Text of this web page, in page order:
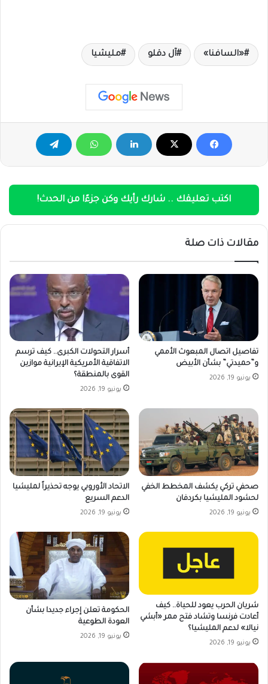
«السافنا» آل دقلو مليشيا
اكتب تعليقك .. شارك رأيك وكن جزءًا من الحدث!
مقالات ذات صلة
تفاصيل اتصال المبعوث الأممي
و”حميدتي” بشأن الأبيض
يونيو 19, 2026
أسرار التحولات الكبرى.. كيف ترسم
الاتفاقية الأمريكية الإيرانية موازين
القوى بالمنطقة؟
يونيو 19, 2026
صحفي تركي يكشف المخطط الخفي
لحشود المليشيا بكردفان
يونيو 19, 2026
الاتحاد الأوروبي يوجه تحذيراً لمليشيا
الدعم السريع
يونيو 19, 2026
شريان الحرب يعود للحياة.. كيف
أعادت فرنسا وتشاد فتح ممر «أبشي
نيالا» لدعم المليشيا؟
يونيو 19, 2026
الحكومة تعلن إجراء جديدا بشأن
العودة الطوعية
يونيو 19, 2026